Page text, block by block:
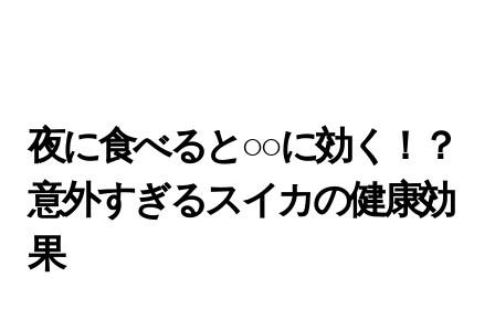
夜に食べると○○に効く！？
意外すぎるスイカの健康効
果